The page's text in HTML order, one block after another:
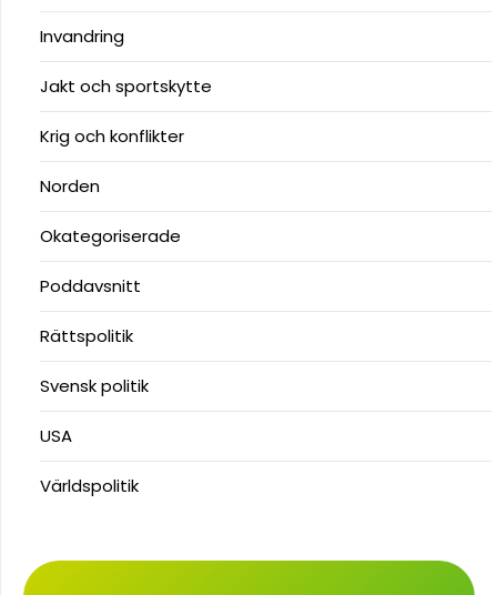
Invandring
Jakt och sportskytte
Krig och konflikter
Norden
Okategoriserade
Poddavsnitt
Rättspolitik
Svensk politik
USA
Världspolitik